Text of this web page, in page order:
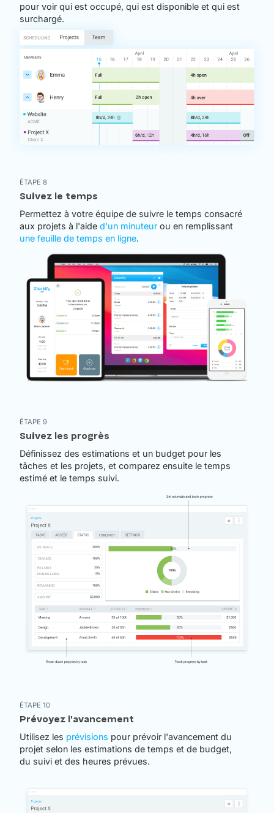
pour voir qui est occupé, qui est disponible et qui est
surchargé.
ÉTAPE 8
Suivez le temps
Permettez à votre équipe de suivre le temps consacré
aux projets à l'aide d'un minuteur ou en remplissant
une feuille de temps en ligne.
ÉTAPE 9
Suivez les progrès
Définissez des estimations et un budget pour les
tâches et les projets, et comparez ensuite le temps
estimé et le temps suivi.
ÉTAPE 10
Prévoyez l'avancement
Utilisez les prévisions pour prévoir l'avancement du
projet selon les estimations de temps et de budget,
du suivi et des heures prévues.